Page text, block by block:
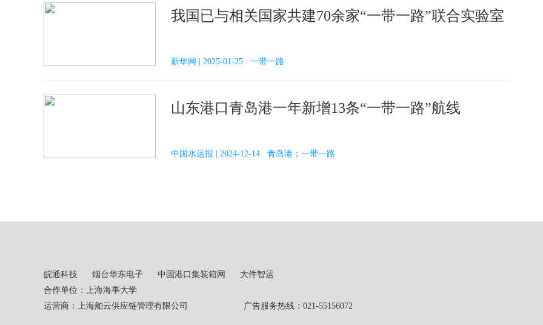
我国已与相关国家共建70余家“一带一路”联合实验室
新华网 | 2025-01-25 一带一路
山东港口青岛港一年新增13条“一带一路”航线
中国水运报 | 2024-12-14 青岛港；一带一路
皖通科技 烟台华东电子 中国港口集装箱网
大件智运
合作单位：上海海事大学
运营商：上海舶云供应链管理有限公司 广告服务热线：021-55156072